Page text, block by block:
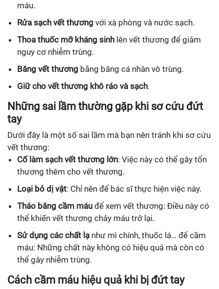
máu.
Rửa sạch vết thương với xà phòng và nước sạch.
Thoa thuốc mỡ kháng sinh lên vết thương để giảm
nguy cơ nhiễm trùng.
Băng vết thương bằng băng cá nhân vô trùng.
Giữ cho vết thương khô ráo và sạch.
Những sai lầm thường gặp khi sơ cứu đứt
tay
Dưới đây là một số sai lầm mà bạn nên tránh khi sơ cứu
vết thương:
Cố làm sạch vết thương lớn: Việc này có thể gây tổn
thương thêm cho vết thương.
Loại bỏ dị vật: Chỉ nên để bác sĩ thực hiện việc này.
Tháo băng cầm máu để xem vết thương: Điều này có
thể khiến vết thương chảy máu trở lại.
Sử dụng các chất lạ như mì chính, thuốc lá… để cầm
máu: Những chất này không có hiệu quả mà còn có
thể gây nhiễm trùng.
Cách cầm máu hiệu quả khi bị đứt tay